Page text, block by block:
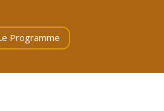
Programme